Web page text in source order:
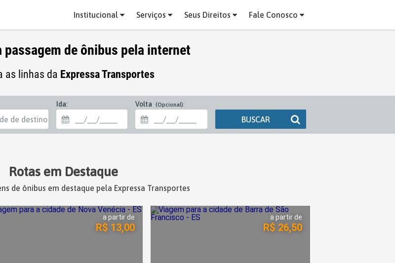
Institucional Serviços Seus Direitos Fale Conosco
passagem de ônibus pela internet
as linhas da Expressa Transportes
Ida: Volta (Opcional):
BUSCAR
Rotas em Destaque
de ônibus em destaque pela Expressa Transportes
a partir de
R$ 13,00
a partir de
R$ 26,50